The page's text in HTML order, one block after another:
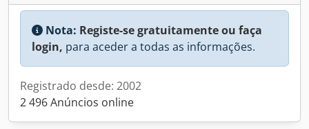
Nota: Registe-se gratuitamente ou faça
login, para aceder a todas as informações.
Registrado desde: 2002
2 496 Anúncios online